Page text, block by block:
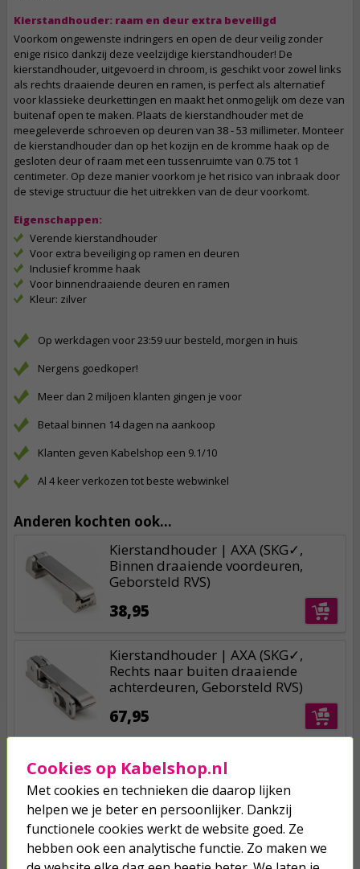
Kierstandhouder: raam en deur extra beveiligd
Voorkom ongewenste indringers en open de deur veilig zonder
enige risico dankzij deze veelzijdige kierstandhouder! De
kierstandhouder, uitgevoerd in chroom, is geschikt voor zowel links
als rechts draaiende deuren en ramen, is perfect als alternatief
voor klassieke deurkettingen en maakt het onmogelijk om deze van
buitenaf open te maken. Plaats de kierstandhouder met de
meegeleverde schroeven op deuren van 38 - 53 millimeter. Monteer
de kierstandhouder dan op het kozijn en de kromme haak op de
gesloten deur of raam met een tussenruimte van 0.75 tot 1
centimeter. Op deze manier voorkom je het risico van inbraak door
de stevige structuur die het uitrekken van de deur voorkomt.
Eigenschappen:
Verende kierstandhouder
Voor extra beveiliging op ramen en deuren
Inclusief kromme haak
Voor binnendraaiende deuren en ramen
Kleur: zilver
Op werkdagen voor 23:59 uur besteld, morgen in huis
Nergens goedkoper!
Meer dan 2 miljoen klanten gingen je voor
Betaal binnen 14 dagen na aankoop
Klanten geven Kabelshop een 9.1/10
Al 4 keer verkozen tot beste webwinkel
Anderen kochten ook...
Kierstandhouder | AXA (SKG✓,
Binnen draaiende voordeuren,
Geborsteld RVS)
38,95
Kierstandhouder | AXA (SKG✓,
Rechts naar buiten draaiende
achterdeuren, Geborsteld RVS)
67,95
Deurklink | Differnz | Amsterdam
(Rond rozet, RVS, Zwart)
19,95
Cookies op Kabelshop.nl
Met cookies en technieken die daarop lijken
helpen we je beter en persoonlijker. Dankzij
functionele cookies werkt de website goed. Ze
hebben ook een analytische functie. Zo maken we